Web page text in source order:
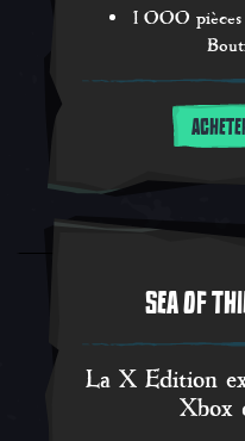
1 000 pièces
SEA OF
La X Edition
Xbox